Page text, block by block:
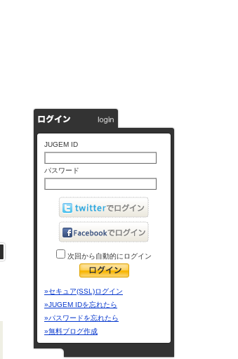
JUGEM ID
パスワード
次回から自動的にログイン
»セキュア(SSL)ログイン
»JUGEM IDを忘れたら
»パスワードを忘れたら
»無料ブログ作成